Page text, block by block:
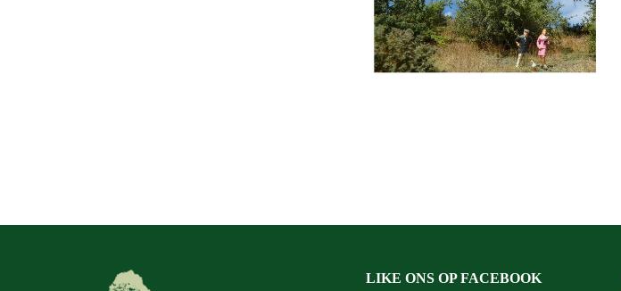
LIKE ONS OP FACEBOOK